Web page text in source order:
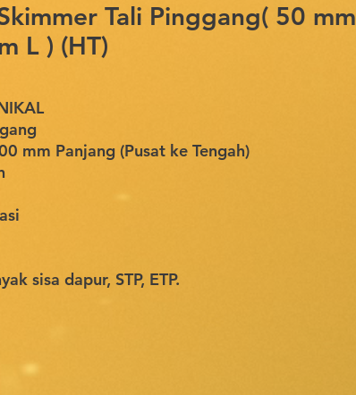
Tali Pinggang( 50 mm
L ) (HT)
mm Panjang (Pusat ke Tengah)
sisa dapur, STP, ETP.